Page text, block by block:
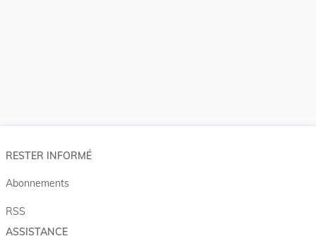
RESTER INFORMÉ
Abonnements
RSS
ASSISTANCE